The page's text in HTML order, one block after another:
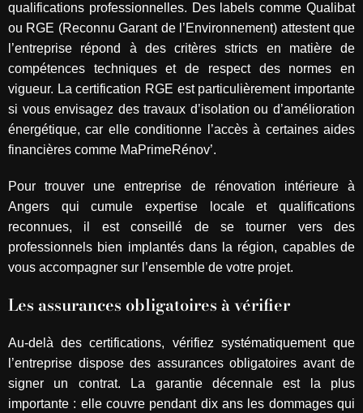
qualifications professionnelles. Des labels comme Qualibat
ou RGE (Reconnu Garant de l’Environnement) attestent que
l’entreprise répond à des critères stricts en matière de
compétences techniques et de respect des normes en
vigueur. La certification RGE est particulièrement importante
si vous envisagez des travaux d’isolation ou d’amélioration
énergétique, car elle conditionne l’accès à certaines aides
financières comme MaPrimeRénov’.
Pour trouver une entreprise de rénovation intérieure à
Angers qui cumule expertise locale et qualifications
reconnues, il est conseillé de se tourner vers des
professionnels bien implantés dans la région, capables de
vous accompagner sur l’ensemble de votre projet.
Les assurances obligatoires à vérifier
Au-delà des certifications, vérifiez systématiquement que
l’entreprise dispose des assurances obligatoires avant de
signer un contrat. La garantie décennale est la plus
importante : elle couvre pendant dix ans les dommages qui